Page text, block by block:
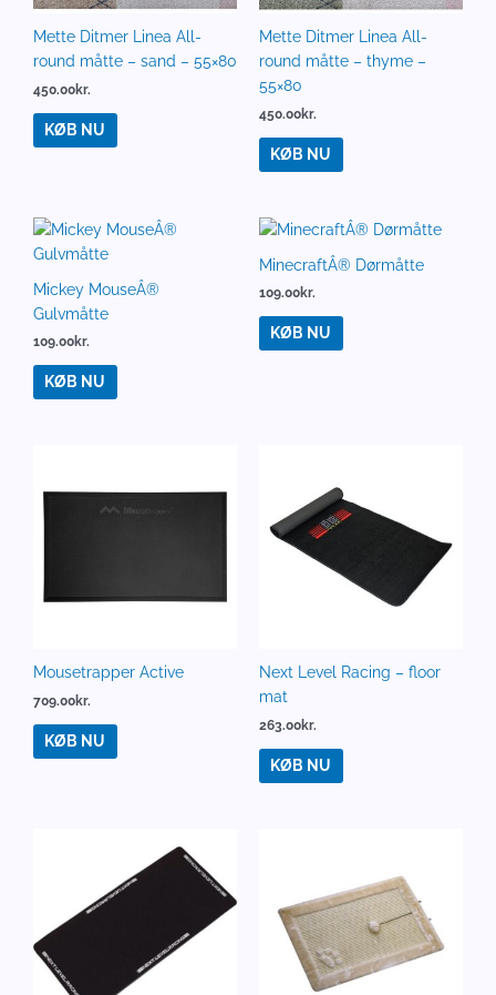
Mette Ditmer Linea All-
round måtte – sand – 55×80
450.00kr.
KØB NU
Mette Ditmer Linea All-
round måtte – thyme –
55×80
450.00kr.
KØB NU
Mickey MouseÂ®
Gulvmåtte
109.00kr.
KØB NU
MinecraftÂ® Dørmåtte
109.00kr.
KØB NU
Mousetrapper Active
709.00kr.
KØB NU
Next Level Racing – floor
mat
263.00kr.
KØB NU